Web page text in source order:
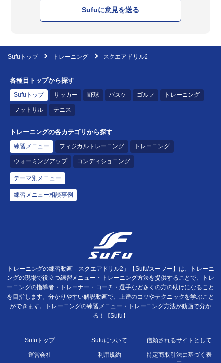
Sufuに意見を送る
Sufuトップ トレーニング スクエアドリル2
各種目トップから探す
Sufuトップ サッカー 野球 バスケ ゴルフ トレーニング
フットサル テニス
トレーニングの各カテゴリから探す
練習メニュー フィジカルトレーニング トレーニング
ウォーミングアップ コンディショニング
テーマ別メニュー
練習メニュー相談事例
トレーニングの練習動画「スクエアドリル2」【Sufu/スーフー】は、トレーニ
ングの現場で役立つ練習メニュー・トレーニング方法を提供することで、トレ
ーニングの指導者・トレーナー・コーチ・選手など多くの方の助けになること
を目指します。分かりやすい解説動画で、上達のコツやテクニックを学ぶこと
ができます。トレーニングの練習メニュー・トレーニング方法が動画で分か
る！【Sufu】
Sufuトップ Sufuについて 信頼されるサイトとして
運営会社 利用規約
特定商取引法に基づく表